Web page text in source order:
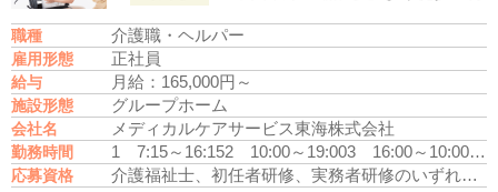
職種 介護職・ヘルパー
雇用形態 正社員
給与 月給：165,000円～
施設形態 グループホーム
会社名 メディカルケアサービス東海株式会社
勤務時間 1 7:15～16:152 10:00～19:003 16:00～10:00休
応募資格 介護福祉士、初任者研修、実務者研修のいずれかの資格をお持ちの方